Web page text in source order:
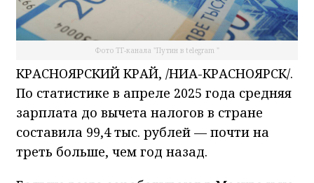
Фото ТГ-канала "Путин в telegram "
КРАСНОЯРСКИЙ КРАЙ, /НИА-КРАСНОЯРСК/.
По статистике в апреле 2025 года средняя
зарплата до вычета налогов в стране
составила 99,4 тыс. рублей — почти на
треть больше, чем год назад.